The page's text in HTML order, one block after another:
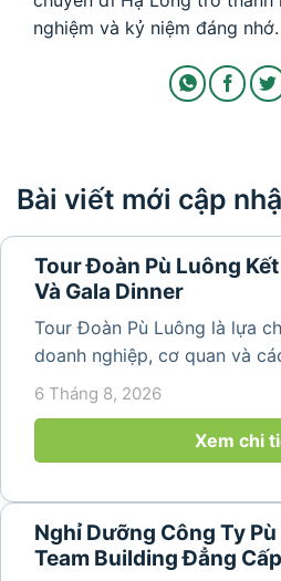
nghiệm và kỷ niệm đáng nhớ.
Bài viết mới cập
Tour Đoàn Pù Luông
Và Gala Dinner
Tour Đoàn Pù Luông là lựa
doanh nghiệp, cơ quan và
hợp nghỉ dưỡng, tham quan
nguyên sơ, không khí...
6 Tháng 8, 2026
Xem chi
Nghỉ Dưỡng Công Ty
Team Building Đẳng Cấp